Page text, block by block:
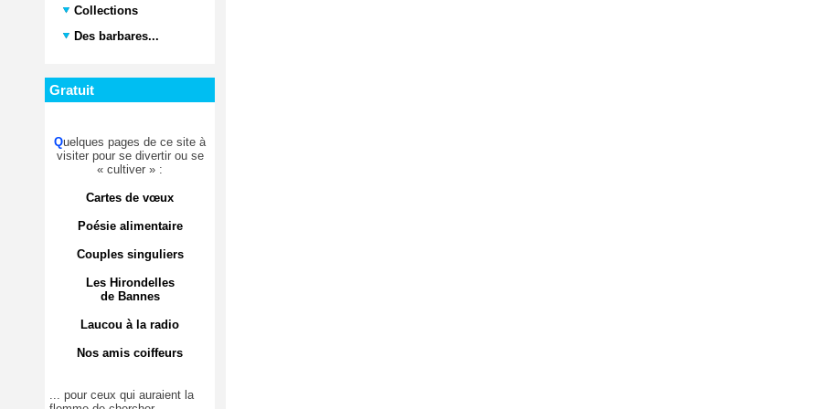
Collections
Des barbares...
Gratuit
Quelques pages de ce site à
visiter pour se divertir ou se
« cultiver » :
Cartes de vœux
Poésie alimentaire
Couples singuliers
Les Hirondelles
de Bannes
Laucou à la radio
Nos amis coiffeurs
... pour ceux qui auraient la